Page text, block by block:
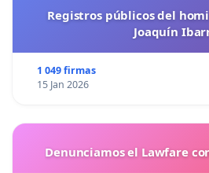
Registros públicos del
Joaquín
1 049 firmas
15 Jan 2026
Denunciamos el Lawfare